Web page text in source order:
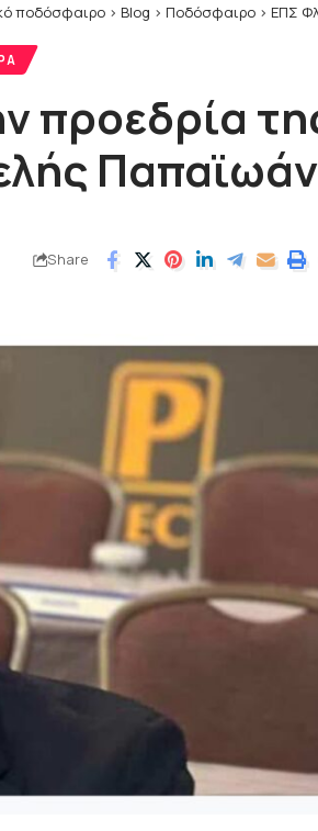
ποδόσφαιρο > Blog > Ποδόσφαιρο > ΕΠΣ
προεδρία
Share